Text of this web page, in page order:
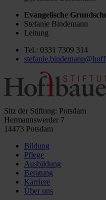
Evangelische
Stefanie Bindemann
Leitung
Tel.: 0331 7309 314
Sitz der Stiftung: Potsdam
Hermannswerder 7
14473 Potsdam
Bildung
Pflege
Ausbildung
Beratung
Karriere
Über uns